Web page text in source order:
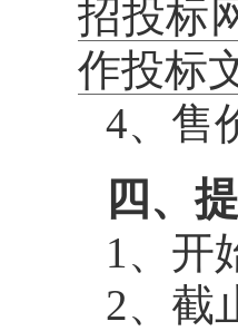
招投标
作投标
4、售
四、
1、开
2、截